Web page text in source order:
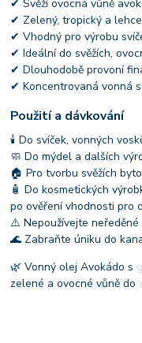
✔ Svěží ovocná vůně
✔ Zelený, tropický a
✔ Vhodný pro výrobu
✔ Ideální do svěžích,
✔ Dlouhodobě provoní
✔ Koncentrovaná vonná
Použití a dávkování
🕯 Do svíček, vonných
🧼 Do mýdel a dalších
🏠 Pro tvorbu svěžích
🧴 Do kosmetických
po ověření vhodnosti pro
⚠️ Nepoužívejte neředěné
🌊 Zabraňte úniku do
🌿 Vonný olej Avokádo s
zelené a ovocné vůně do